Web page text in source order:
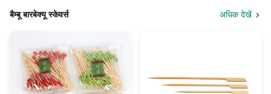
बैम्बू बारबेक्यू स्केवर्स अधिक देखें